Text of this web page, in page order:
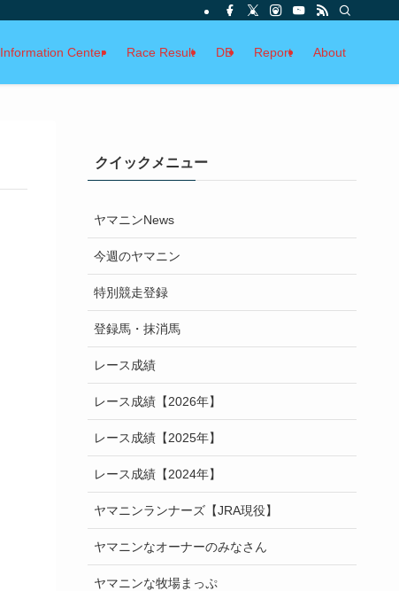
Information Center Race Result DB Report About
クイックメニュー
ヤマニンNews
今週のヤマニン
特別競走登録
登録馬・抹消馬
レース成績
レース成績【2026年】
レース成績【2025年】
レース成績【2024年】
ヤマニンランナーズ【JRA現役】
ヤマニンなオーナーのみなさん
ヤマニンな牧場まっぷ